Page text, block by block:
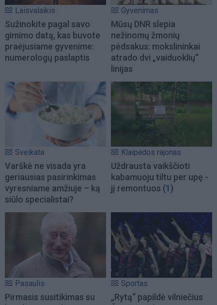
Laisvalaikis
Sužinokite pagal savo
gimimo datą, kas buvote
praėjusiame gyvenime:
numerologų paslaptis
Gyvenimas
Mūsų DNR slepia
nežinomų žmonių
pėdsakus: mokslininkai
atrado dvi „vaiduoklių“
linijas
Sveikata
Varškė ne visada yra
geriausias pasirinkimas
vyresniame amžiuje – ką
siūlo specialistai?
Klaipėdos rajonas
Uždrausta vaikščioti
kabamuoju tiltu per upę -
jį remontuos (1)
Pasaulis
Pirmasis susitikimas su
Sportas
„Rytą“ papildė vilniečius